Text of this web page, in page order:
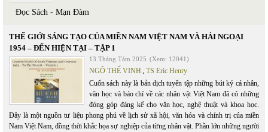
Đọc Sách - Mạn Đàm
THẾ GIỚI SÁNG TẠO CỦA MIỀN NAM VIỆT NAM VÀ HẢI NGOẠI
1954 – ĐẾN HIỆN TẠI – TẬP 1
13 Tháng Tám 2025 (Xem: 12041)
NGÔ THẾ VINH, TS Eric Henry
Cuốn sách này là bản dịch tuyển tập những bút ký cá nhân,
văn học và báo chí về các nhân vật Việt Nam đã có những
đóng góp đáng kể cho văn học, nghệ thuật và khoa học.
Đây là một nguồn tư liệu phong phú về lịch sử xã hội, văn hóa và chính trị của miền
Nam Việt Nam, đồng thời khắc họa sự nghiệp của từng nhân vật. Phần lớn những người